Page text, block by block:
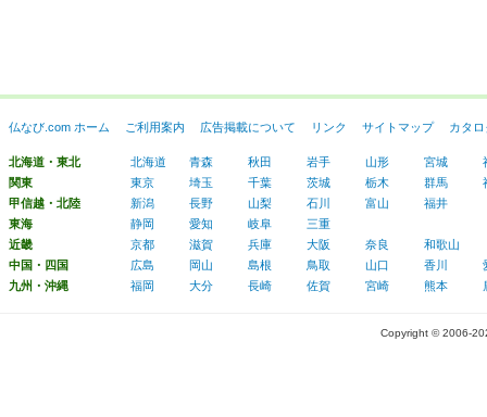
仏なび.com ホーム ご利用案内 広告掲載について リンク サイトマップ カタ
北海道・東北 北海道 青森 秋田 岩手 山形 宮城
関東
東京 埼玉 千葉 茨城 栃木 群馬
甲信越・北陸
新潟 長野 山梨 石川 富山
福井
東海
静岡 愛知 岐阜
三重
近畿
京都 滋賀 兵庫 大阪 奈良
和歌山
中国・四国
広島 岡山 島根 鳥取 山口 香川
九州・沖縄
福岡 大分 長崎 佐賀 宮崎 熊本
Copyright © 2006-